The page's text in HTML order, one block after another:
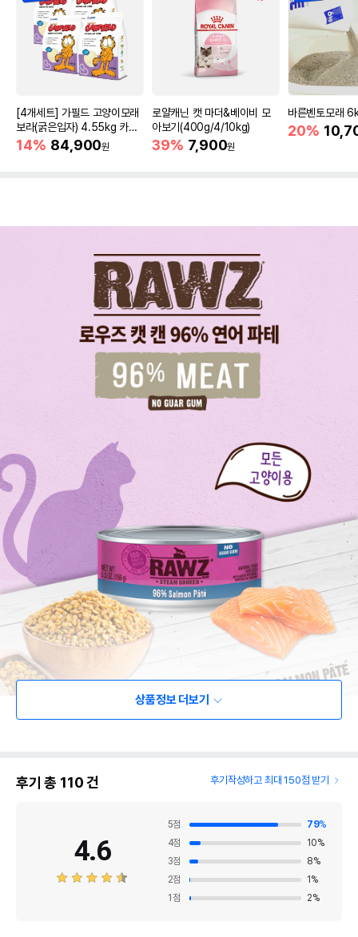
[4개세트] 가필드 고양이모래
보라(굵은입자) 4.55kg 카사
바모래
14% 84,900원
로얄캐닌 캣 마더&베이비 모
아보기(400g/4/10kg)
39% 7,900원
바른벤토모래
20%
상품정보 더보기
후기 총 110건 후기작성하고 최대 150점 받기
4.6
5점 79%
4점 10%
3점 8%
2점 1 %
1 점 2%